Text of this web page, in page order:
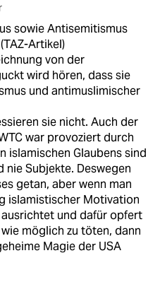
sowie Antisemitismus
Artikel)
von der
wird hören, dass sie
und antimuslimischer
sie nicht. Auch der
war provoziert durch
islamischen Glaubens sind
nie Subjekte. Deswegen
getan, aber wenn man
islamistischer Motivation
und dafür opfert
möglich zu töten, dann
Magie der USA